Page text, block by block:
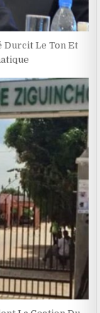
Durcit Le Ton Et